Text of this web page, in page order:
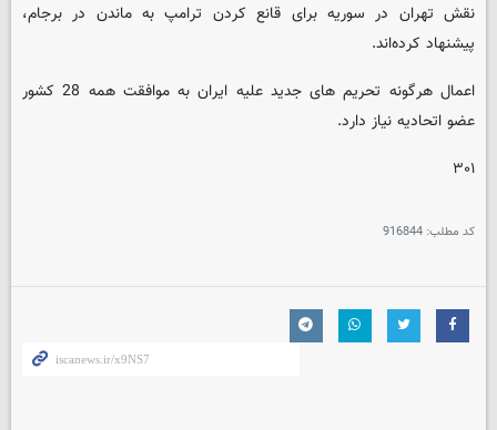
نقش تهران در سوریه برای قانع کردن ترامپ به ماندن در برجام،
پیشنهاد کرده‌اند.
اعمال هرگونه تحریم های جدید علیه ایران به موافقت همه 28 کشور
عضو اتحادیه نیاز دارد.
۳۰۱
کد مطلب: 916844